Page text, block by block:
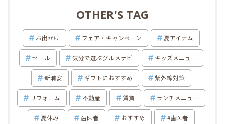
OTHER'S TAG
お出かけ フェア・キャンペーン 夏アイテム
セール 気分で選ぶグルメナビ キッズメニュー
新浦安 ギフトにおすすめ 紫外線対策
リフォーム 不動産 賃貸 ランチメニュー
夏休み 歯医者 おすすめ #歯医者